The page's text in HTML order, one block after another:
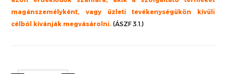
magánszemélyként, vagy üzleti tevékenységükön kívüli
célból kívánják megvásárolni.(ÁSZF 3.1.)